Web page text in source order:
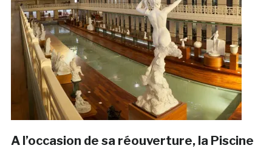
A l’occasion de sa réouverture, la Piscine